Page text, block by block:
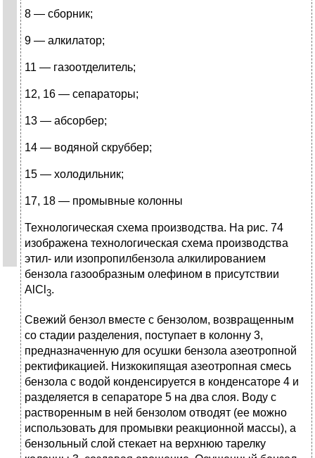
8 — сборник;
9 — алкилатор;
11 — газоотделитель;
12, 16 — сепараторы;
13 — абсорбер;
14 — водяной скруббер;
15 — холодильник;
17, 18 — промывные колонны
Технологическая схема производства. На рис. 74
изображена технологическая схема производства
этил- или изопропилбензола алкилированием
бензола газообразным олефином в присутствии
AlCl 3.
Свежий бензол вместе с бензолом, возвращенным
со стадии разделения, поступает в колонну 3,
предназначенную для осушки бензола азеотропной
ректификацией. Низкокипящая азеотропная смесь
бензола с водой конденсируется в конденсаторе 4 и
разделяется в сепараторе 5 на два слоя. Воду с
растворенным в ней бензолом отводят (ее можно
использовать для промывки реакционной массы), а
бензольный слой стекает на верхнюю тарелку